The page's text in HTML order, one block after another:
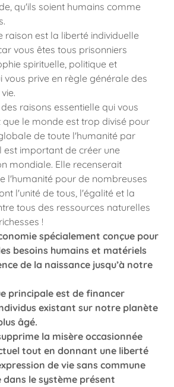
qu'ils soient humains comme
raison est la liberté individuelle
vous êtes tous prisonniers
spirituelle, politique et
vous prive en règle générale des
raisons essentielle qui vous
que le monde est trop divisé pour
de toute l'humanité par
est important de créer une
mondiale. Elle recenserait
l'humanité pour de nombreuses
l'unité de tous, l'égalité et la
tous des ressources naturelles
!
spécialement conçue pour
besoins humains et matériels
de la naissance jusqu’à notre
principale est de financer
existant sur notre planète
âgé.
la misère occasionnée
tout en donnant une liberté
de vie sans commune
le système présent